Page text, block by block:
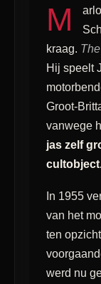
M
kraag.
Hij speelt
Groot-
vanwege
jas zelf
In 1955
van het
ten
werd nu